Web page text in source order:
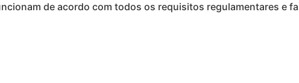
de acordo com todos os requisitos regulamentares e